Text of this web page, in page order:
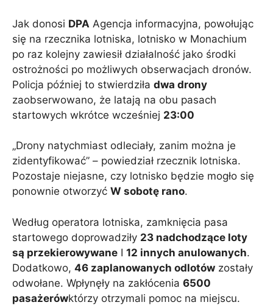
Jak donosi DPA Agencja informacyjna, powołując
się na rzecznika lotniska, lotnisko w Monachium
po raz kolejny zawiesił działalność jako środki
ostrożności po możliwych obserwacjach dronów.
Policja później to stwierdziła dwa drony
zaobserwowano, że latają na obu pasach
startowych wkrótce wcześniej 23:00
„Drony natychmiast odleciały, zanim można je
zidentyfikować” – powiedział rzecznik lotniska.
Pozostaje niejasne, czy lotnisko będzie mogło się
ponownie otworzyć W sobotę rano.
Według operatora lotniska, zamknięcia pasa
startowego doprowadziły 23 nadchodzące loty
są przekierowywane I 12 innych anulowanych.
Dodatkowo, 46 zaplanowanych odlotów zostały
odwołane. Wpłynęły na zakłócenia 6500
pasażerówktórzy otrzymali pomoc na miejscu.